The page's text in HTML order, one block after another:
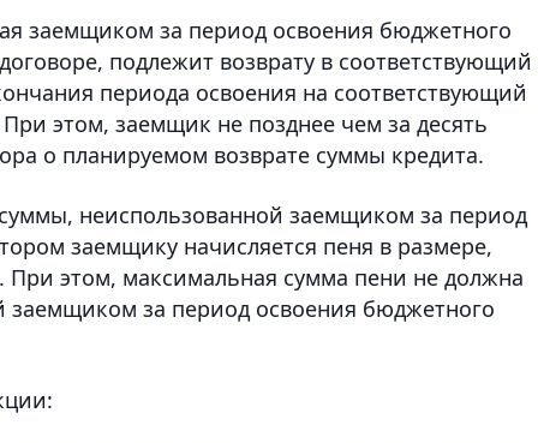
заемщиком за период освоения бюджетного
подлежит возврату в соответствующий
периода освоения на соответствующий
этом, заемщик не позднее чем за десять
о планируемом возврате суммы кредита.
неиспользованной заемщиком за период
заемщику начисляется пеня в размере,
При этом, максимальная сумма пени не должна
за период освоения бюджетного